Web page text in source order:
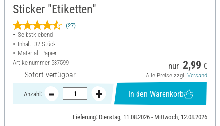
Sticker "Etiketten"
(27)
Selbstklebend
Inhalt: 32 Stück
Material: Papier
Artikelnummer 537599
Sofort verfügbar
nur 2,99 €
Alle Preise zzgl. Versand
Anzahl: In den Warenkorb
Lieferung: Dienstag, 11.08.2026 - Mittwoch, 12.08.2026